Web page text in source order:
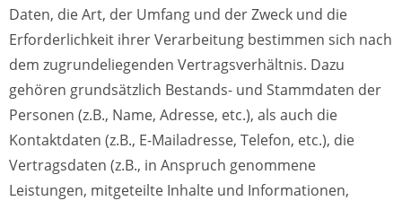
Daten, die Art, der Umfang und der Zweck und die
Erforderlichkeit ihrer Verarbeitung bestimmen sich nach
dem zugrundeliegenden Vertragsverhältnis. Dazu
gehören grundsätzlich Bestands- und Stammdaten der
Personen (z.B., Name, Adresse, etc.), als auch die
Kontaktdaten (z.B., E-Mailadresse, Telefon, etc.), die
Vertragsdaten (z.B., in Anspruch genommene
Leistungen, mitgeteilte Inhalte und Informationen,